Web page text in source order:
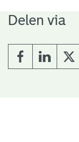
Delen via